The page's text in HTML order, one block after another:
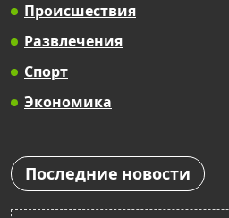
Происшествия
Развлечения
Спорт
Экономика
Последние новости